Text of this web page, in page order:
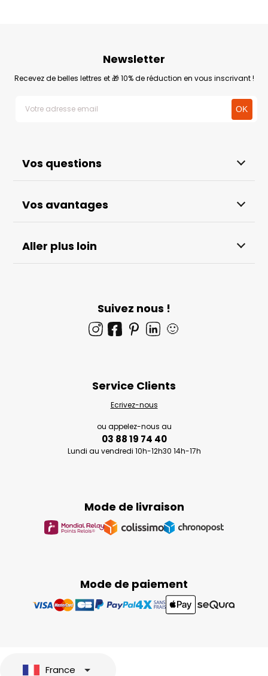
Vos questions
Vos avantages
Aller plus loin
Newsletter
Recevez de belles lettres et 🎁 10% de réduction en vous inscrivant !
Suivez nous !
🙂
Mode de paiement
Mode de livraison
Service Clients
Ecrivez-nous
ou appelez-nous au
03 88 19 74 40
Lundi au vendredi 10h-12h30 14h-17h
France